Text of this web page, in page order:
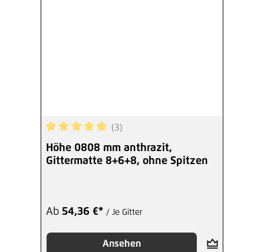
Durchschnittliche Bewertung von 5 von 5
(3)
Höhe 0808 mm anthrazit,
Gittermatte 8+6+8, ohne Spitzen
Ab 54,36 €* / Je Gitter
Ansehen